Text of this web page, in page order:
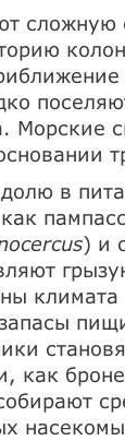
сложную
Морские
в
) и
как